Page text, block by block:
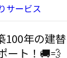
サービス
100年の建替
ート！🚚💨